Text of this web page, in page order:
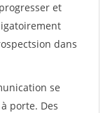
et
dans
se
porte. Des